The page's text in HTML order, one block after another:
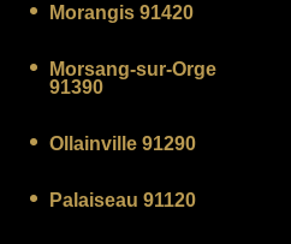
Morangis 91420
Morsang-sur-Orge
91390
Ollainville 91290
Palaiseau 91120